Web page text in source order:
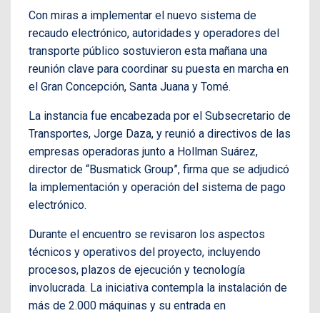
Con miras a implementar el nuevo sistema de
recaudo electrónico, autoridades y operadores del
transporte público sostuvieron esta mañana una
reunión clave para coordinar su puesta en marcha en
el Gran Concepción, Santa Juana y Tomé.
La instancia fue encabezada por el Subsecretario de
Transportes, Jorge Daza, y reunió a directivos de las
empresas operadoras junto a Hollman Suárez,
director de “Busmatick Group”, firma que se adjudicó
la implementación y operación del sistema de pago
electrónico.
Durante el encuentro se revisaron los aspectos
técnicos y operativos del proyecto, incluyendo
procesos, plazos de ejecución y tecnología
involucrada. La iniciativa contempla la instalación de
más de 2.000 máquinas y su entrada en